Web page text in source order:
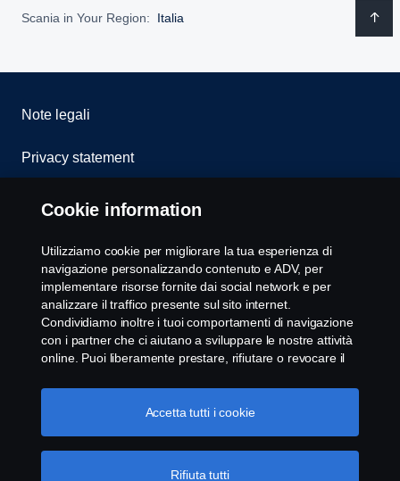
Scania in Your Region: Italia
Note legali
Privacy statement
Cookies
Whistleblowing
Modello 231
Impostazione Cookie
Cookie information
Utilizziamo cookie per migliorare la tua esperienza di
navigazione personalizzando contenuto e ADV, per
implementare risorse fornite dai social network e per
analizzare il traffico presente sul sito internet.
Condividiamo inoltre i tuoi comportamenti di navigazione
con i partner che ci aiutano a sviluppare le nostre attività
online. Puoi liberamente prestare, rifiutare o revocare il
all'attivazione dei cookie e alla possibilità di condividere le
informazioni. Cliccando "rifiuta tutti" potrai continuare la
Rifiuta tutti
Accetta tutti i cookie